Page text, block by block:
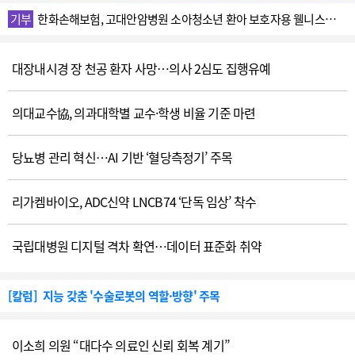
동정 문수진 교수( 양산부산대병원 이비인후과), 미국 공인 ‘RPSGT 자격’ 획득
화촉 조재민 하이플생명과학 대표 아들
동정
대구경북첨단의료산업진흥재단, 미래전략추진단·빅데이터팀 신설
기부 류기성·이옥희 동문 부부, 부산대 의대 발전기금 1억원
수상 박진우 교수(고대안암병원 신경과), 국제신경근육질환학회 우수포스터상
선정 김진실 가천대 간호대학 교수, 국제 간호연구자 명예의 전당 ‘공식 헌액’
선출
국회 보건복지위원장 이만희(국민의힘)-간사 더불어민주당 서영석 의원·국민의힘 백종헌 의원
화촉 정경주 한국병원약사회장 딸
대장내시경 장 천공 환자 사망…의사 2심도 집행유예
의대교수協, 의과대학별 교수·학생 비율 기준 마련
당뇨병 관리 혁신…AI 기반 ‘혈당측정기’ 주목
리가켐바이오, ADC신약 LNCB74 ‘단독 임상’ 착수
국립대병원 디지털 격차 확연…데이터 표준화 취약
[건강정보]"정계정맥류, 남성 난임 주요 원인"
[건강정보]척추협착증은 꼭 수술해야만 할까
이소희 의원 “대다수 의료인 신뢰 회복 계기”